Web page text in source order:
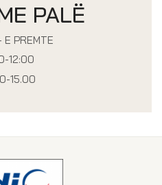
PALË
E PREMTE
12:00
15.00